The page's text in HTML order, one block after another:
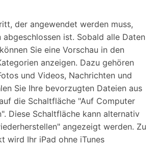
der angewendet werden muss,
abgeschlossen ist. Sobald alle Daten
Sie eine Vorschau in den
anzeigen. Dazu gehören
und Videos, Nachrichten und
Sie Ihre bevorzugten Dateien aus
die Schaltfläche "Auf Computer
Diese Schaltfläche kann alternativ
angezeigt werden. Zu
wird Ihr iPad ohne iTunes